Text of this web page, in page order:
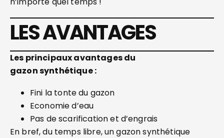
LES AVANTAGES
Les principaux avantages du
gazonsynthétique :
Fini la tonte du gazon
Economie d’eau
Pas de scarification et d’engrais
En bref, du temps libre, un gazon synthétique